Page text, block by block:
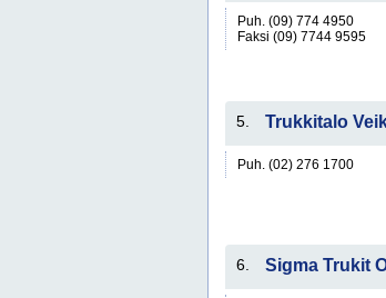
Puh. (09) 774 4950
Faksi (09) 7744 9595
5. Trukkitalo
Puh. (02) 276 1700
6. Sigma Trukit